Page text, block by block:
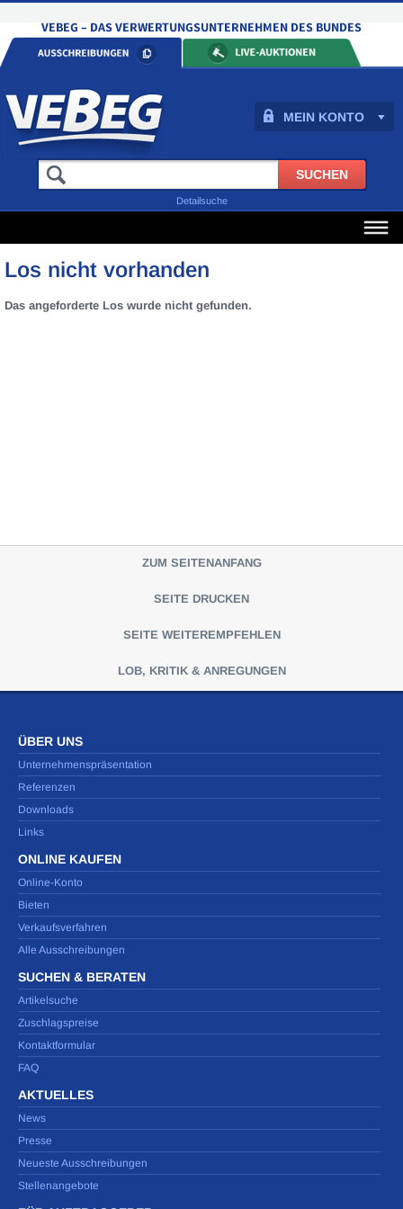
MEIN KONTO
Detailsuche
Los nicht vorhanden
Das angeforderte Los wurde nicht gefunden.
ZUM SEITENANFANG
SEITE DRUCKEN
SEITE WEITEREMPFEHLEN
LOB, KRITIK & ANREGUNGEN
ÜBER UNS
Unternehmenspräsentation
Referenzen
Downloads
Links
ONLINE KAUFEN
Online-Konto
Bieten
Verkaufsverfahren
Alle Ausschreibungen
SUCHEN & BERATEN
Artikelsuche
Zuschlagspreise
Kontaktformular
FAQ
AKTUELLES
News
Presse
Neueste Ausschreibungen
Stellenangebote